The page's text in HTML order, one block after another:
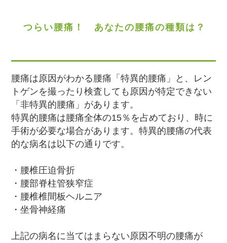
つらい腰痛！ あなたの腰痛の種類は？
腰痛は原因がわかる腰痛「特異的腰痛」と、レン
トゲンを撮ったり検査しても原因が特定できない
「非特異的腰痛」があります。
特異的腰痛は腰痛全体の15％を占めており、時に
手術が必要な場合があります。特異的腰痛の代表
的な病名は以下の通りです。
・腰椎圧迫骨折
・腰部脊柱管狭窄症
・腰椎椎間板ヘルニア
・坐骨神経痛
上記の病名に当てはまらない原因不明の腰痛が